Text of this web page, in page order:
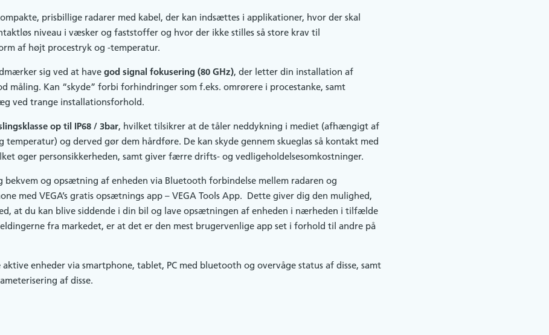
prisbillige radarer med kabel, der kan indsættes i applikationer, hvor der skal
niveau i væsker og faststoffer og hvor der ikke stilles så store krav til
af højt procestryk og -temperatur.
sig ved at have god signal fokusering (80 GHz), der letter din installation af
måling. Kan “skyde” forbi forhindringer som f.eks. omrørere i procestanke, samt
ved trange installationsforhold.
op til IP68 / 3bar, hvilket tilsikrer at de tåler neddykning i mediet (afhængigt af
temperatur) og derved gør dem hårdføre. De kan skyde gennem skueglas så kontakt med
øger personsikkerheden, samt giver færre drifts- og vedligeholdelsesomkostninger.
bekvem og opsætning af enheden via Bluetooth forbindelse mellem radaren og
med VEGA’s gratis opsætnings app – VEGA Tools App. Dette giver dig den mulighed,
at du kan blive siddende i din bil og lave opsætningen af enheden i nærheden i tilfælde
fra markedet, er at det er den mest brugervenlige app set i forhold til andre på
enheder via smartphone, tablet, PC med bluetooth og overvåge status af disse, samt
af disse.